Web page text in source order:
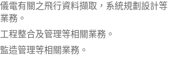
電有關之飛行資料擷取，系統規劃設計等
務。
程整合及管理等相關業務。
造管理等相關業務。